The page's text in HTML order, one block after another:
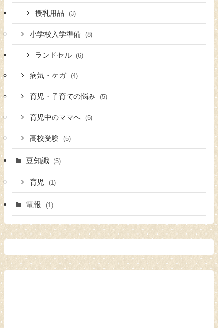
授乳用品 (3)
小学校入学準備 (8)
ランドセル (6)
病気・ケガ (4)
育児・子育ての悩み (5)
育児中のママへ (5)
高校受験 (5)
豆知識 (5)
育児 (1)
電報 (1)